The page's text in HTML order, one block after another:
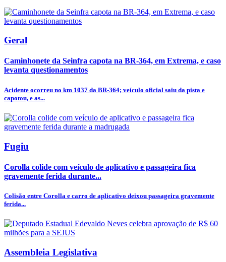
Geral
Caminhonete da Seinfra capota na BR-364, em Extrema, e caso
levanta questionamentos
Acidente ocorreu no km 1037 da BR-364; veículo oficial saiu da pista e
capotou, e as...
Fugiu
Corolla colide com veículo de aplicativo e passageira fica
gravemente ferida durante...
Colisão entre Corolla e carro de aplicativo deixou passageira gravemente
ferida...
Assembleia Legislativa